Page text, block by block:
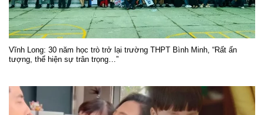
Vĩnh Long: 30 năm học trò trở lại trường THPT Bình Minh, “Rất ấn
tượng, thể hiện sự trân trọng…”